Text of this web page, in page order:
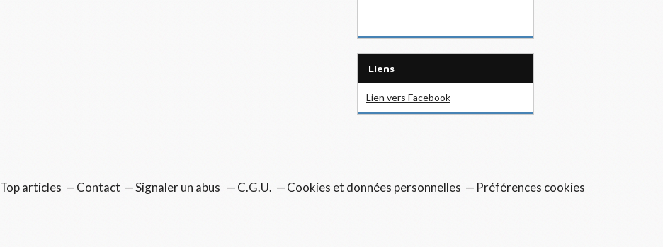
Liens
Lien vers Facebook
Top articles Contact Signaler un abus C.G.U. Cookies et données personnelles Préférences cookies